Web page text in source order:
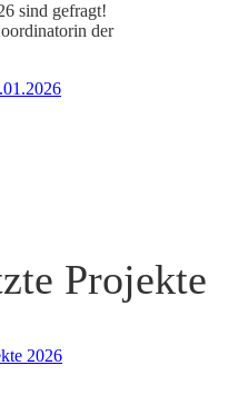
sind gefragt!
der
Projekte
2026